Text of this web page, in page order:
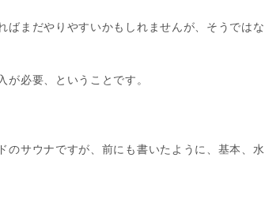
ばまだやりやすいかもしれませんが、そうではな
必要、ということです。
のサウナですが、前にも書いたように、基本、水